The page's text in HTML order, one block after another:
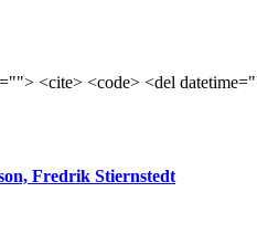
<cite> <code> <del
Fredrik Stiernstedt